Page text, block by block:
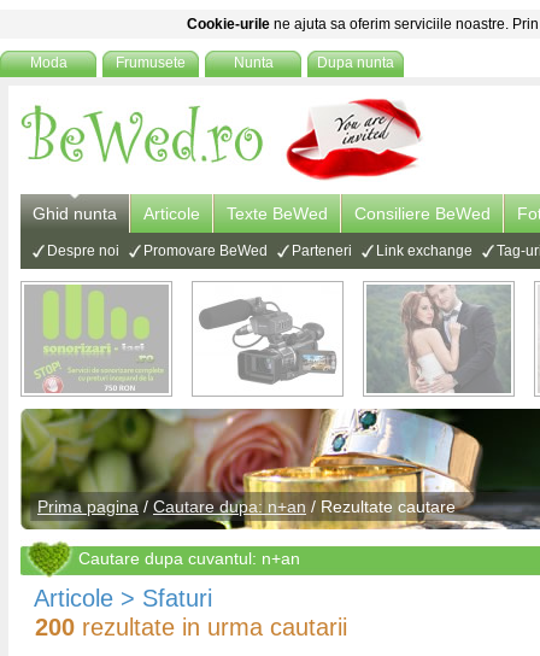
Cookie-urile ne ajuta sa oferim serviciile noastre.
Moda Frumusete Nunta Dupa nunta
Ghid nunta Articole Texte BeWed Consiliere BeWed
Despre noi Promovare BeWed Parteneri Link exchange Tag-
Prima pagina / Cautare dupa: n+an / Rezultate cautare
Cautare dupa cuvantul: n+an
Articole > Sfaturi
200 rezultate in urma cautarii